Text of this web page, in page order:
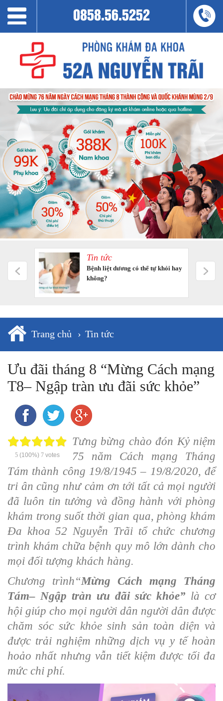
0858.56.5252
tưởng
Tin tức
Bệnh liệt dương có thể tự khỏi hay
không?
Trang chủ › Tin tức
Ưu đãi tháng 8 “Mừng Cách mạng
T8– Ngập tràn ưu đãi sức khỏe”
5 (100%) 7 votes
Tưng bừng chào đón Kỷ niệm
75 năm Cách mạng Tháng
Tám thành công 19/8/1945 – 19/8/2020, để
tri ân cũng như cảm ơn tới tất cả mọi người
đã luôn tin tưởng và đồng hành với phòng
khám trong suốt thời gian qua, phòng khám
Đa khoa 52 Nguyễn Trãi tổ chức chương
trình khám chữa bệnh quy mô lớn dành cho
mọi đối tượng khách hàng.
Chương trình“Mừng Cách mạng Tháng
Tám– Ngập tràn ưu đãi sức khỏe” là cơ
hội giúp cho mọi người dân người dân được
chăm sóc sức khỏe sinh sản toàn diện và
được trải nghiệm những dịch vụ y tế hoàn
hoảo nhất nhưng vẫn tiết kiệm được tối đa
mức chi phí.